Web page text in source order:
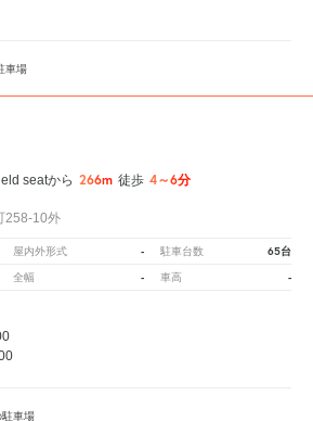
車場
seatから 266m 徒歩 4～6分
258-10外
屋内外形式 - 駐車台数 65台
全幅 - 車高 -
駐車場